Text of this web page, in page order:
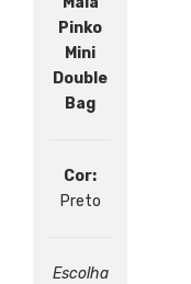
Pinko
Mini
Double
Bag
Cor:
Preto
Escolha